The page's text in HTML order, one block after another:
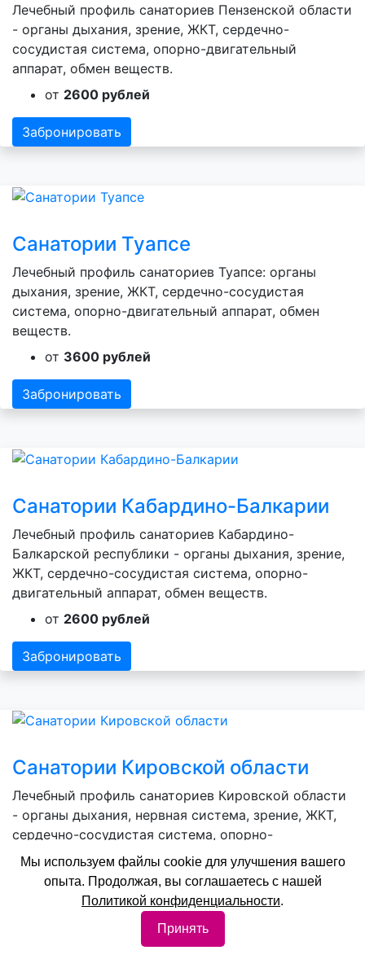
Лечебный профиль санаториев Пензенской области
- органы дыхания, зрение, ЖКТ, сердечно-
сосудистая система, опорно-двигательный
аппарат, обмен веществ.
от 2600 рублей
Забронировать
Санатории Туапсе
Лечебный профиль санаториев Туапсе: органы
дыхания, зрение, ЖКТ, сердечно-сосудистая
система, опорно-двигательный аппарат, обмен
веществ.
от 3600 рублей
Забронировать
Санатории Кабардино-Балкарии
Лечебный профиль санаториев Кабардино-
Балкарской республики - органы дыхания, зрение,
ЖКТ, сердечно-сосудистая система, опорно-
двигательный аппарат, обмен веществ.
от 2600 рублей
Забронировать
Санатории Кировской области
Лечебный профиль санаториев Кировской области
- органы дыхания, нервная система, зрение, ЖКТ,
сердечно-сосудистая система, опорно-
двигательный аппарат, обмен веществ.
от2200 рублей
Мы используем файлы cookie для улучшения вашего
опыта. Продолжая, вы соглашаетесь с нашей
Политикой конфиденциальности.
Принять